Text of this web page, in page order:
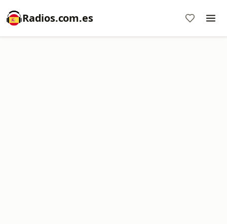
Radios.com.es